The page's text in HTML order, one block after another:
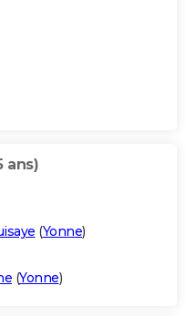
ans)
(Yonne)
(Yonne)